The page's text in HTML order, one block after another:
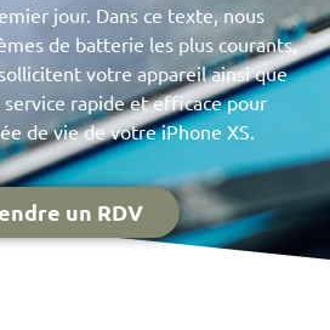
jour. Dans ce texte, nous
de batterie les plus courants,
votre appareil ainsi que
service rapide et efficace pour
de vie de votre iPhone XS.
un RDV